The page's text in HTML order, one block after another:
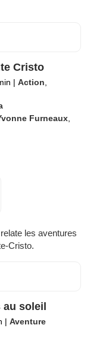
Cristo
| Action
Furneaux
les aventures
Cristo.
au soleil
| Aventure